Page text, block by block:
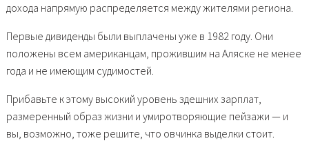
дохода напрямую распределяется между жителями региона.
Первые дивиденды были выплачены уже в 1982 году. Они
положены всем американцам, прожившим на Аляске не менее
года и не имеющим судимостей.
Прибавьте к этому высокий уровень здешних зарплат,
размеренный образ жизни и умиротворяющие пейзажи — и
вы, возможно, тоже решите, что овчинка выделки стоит.